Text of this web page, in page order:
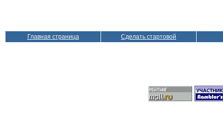
Главная страница Сделать стартовой